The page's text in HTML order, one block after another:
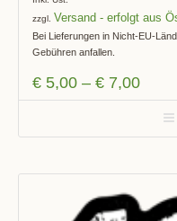
zzgl. Versand
Bei Lieferungen in Nicht-EU-
Gebühren anfallen.
€ 5,00 –€ 7,00